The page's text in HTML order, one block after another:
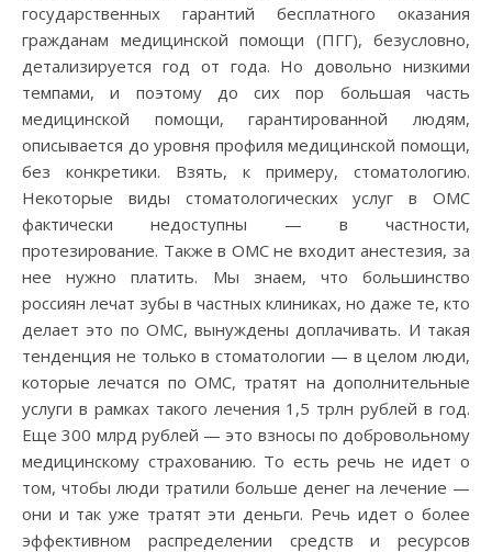
государственных гарантий бесплатного оказания
гражданам медицинской помощи (ПГГ), безусловно,
детализируется год от года. Но довольно низкими
темпами, и поэтому до сих пор большая часть
медицинской помощи, гарантированной людям,
описывается до уровня профиля медицинской помощи,
без конкретики. Взять, к примеру, стоматологию.
Некоторые виды стоматологических услуг в ОМС
фактически недоступны — в частности,
протезирование. Также в ОМС не входит анестезия, за
нее нужно платить. Мы знаем, что большинство
россиян лечат зубы в частных клиниках, но даже те, кто
делает это по ОМС, вынуждены доплачивать. И такая
тенденция не только в стоматологии — в целом люди,
которые лечатся по ОМС, тратят на дополнительные
услуги в рамках такого лечения 1,5 трлн рублей в год.
Еще 300 млрд рублей — это взносы по добровольному
медицинскому страхованию. То есть речь не идет о
том, чтобы люди тратили больше денег на лечение —
они и так уже тратят эти деньги. Речь идет о более
эффективном распределении средств и ресурсов